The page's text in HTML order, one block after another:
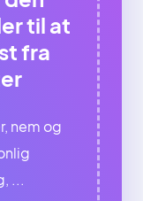
til at
fra
nem og
...